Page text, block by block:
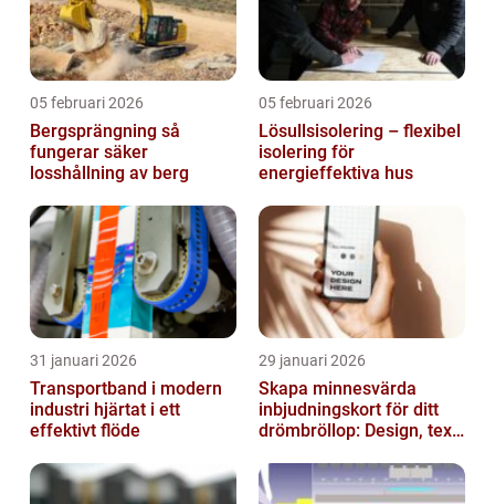
05 februari 2026
Bergsprängning så
fungerar säker
losshållning av berg
05 februari 2026
Lösullsisolering – flexibel
isolering för
energieffektiva hus
31 januari 2026
Transportband i modern
industri hjärtat i ett
effektivt flöde
29 januari 2026
Skapa minnesvärda
inbjudningskort för ditt
drömbröllop: Design, text